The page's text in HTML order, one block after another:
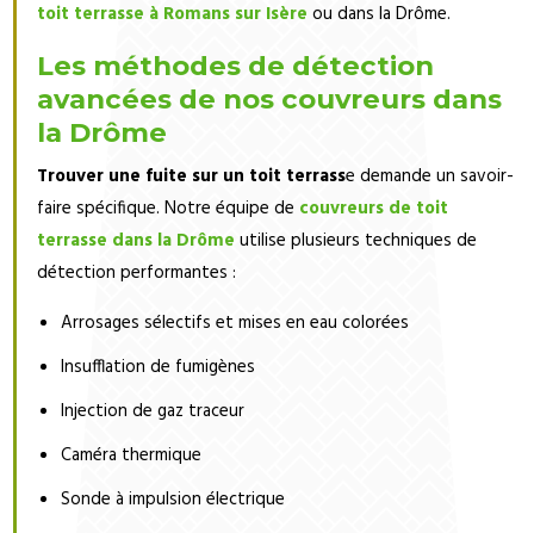
toit terrasse à Romans sur Isère ou dans la Drôme.
Les méthodes de détection
avancées de nos couvreurs dans
la Drôme
Trouver une fuite sur un toit terrasse demande un savoir-
faire spécifique. Notre équipe de couvreurs de toit
terrasse dans la Drôme utilise plusieurs techniques de
détection performantes :
Arrosages sélectifs et mises en eau colorées
Insufflation de fumigènes
Injection de gaz traceur
Caméra thermique
Sonde à impulsion électrique